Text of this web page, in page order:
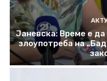
Јаневска: Време е
злоупотреба на